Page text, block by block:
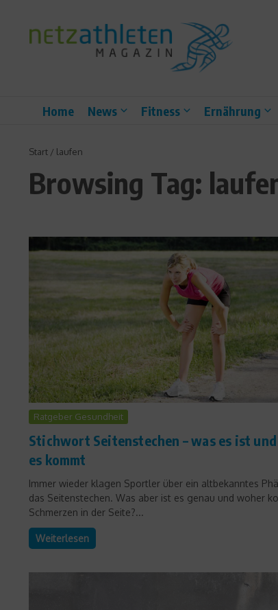
Home News Fitness Ernährung
Start / laufen
Browsing Tag:
Ratgeber Gesundheit
Stichwort Seitenstechen – was es ist
es kommt
Immer wieder klagen Sportler über ein altbekanntes
das Seitenstechen. Was aber ist es genau und woher
Schmerzen in der Seite?...
Weiterlesen